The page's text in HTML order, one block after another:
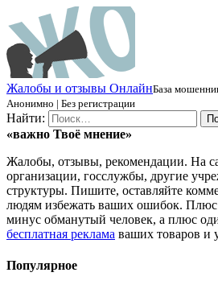
Жалобы и отзывы ОнлайнБаза
Анонимно | Без регистрации
Найти:
«важно Твоё мнение»
Жалобы, отзывы, рекомендации. На
организации, госслужбы, другие
структуры. Пишите, оставляйте
людям избежать ваших ошибок. Плюс
минус обманутый человек, а плюс
бесплатная реклама ваших товаров и
Популярное